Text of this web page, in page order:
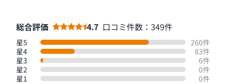
総合評価 4.7 口コミ件数：349件
星5
260件
星4
83件
星3
6件
星2
0件
星1
0件